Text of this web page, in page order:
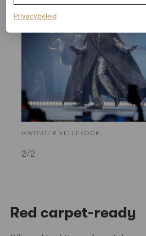
©WOUTER VELLEKOOP
2/2
Red carpet-ready
Privacybeleid